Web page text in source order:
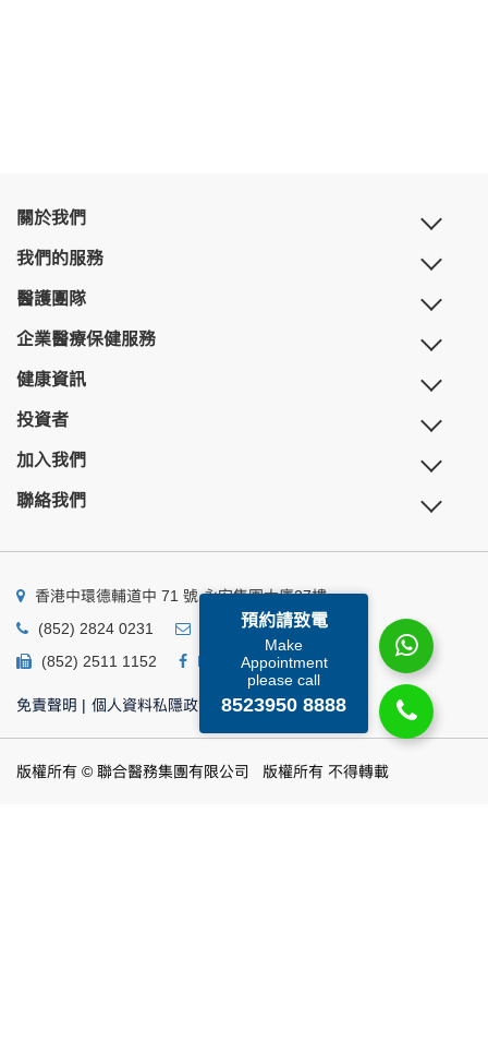
預約請致電
Make
Appointment
please call
8523950 8888
關於我們
我們的服務
醫護團隊
企業醫療保健服務
健康資訊
投資者
加入我們
聯絡我們
香港中環德輔道中 71 號 永安集團大廈27樓
(852) 2824 0231
business@ump.com.hk
(852) 2511 1152
Facebook Linkedin
免責聲明 | 個人資料私隱政策 | 個人資料收集聲明
版權所有 © 聯合醫務集團有限公司 版權所有 不得轉載